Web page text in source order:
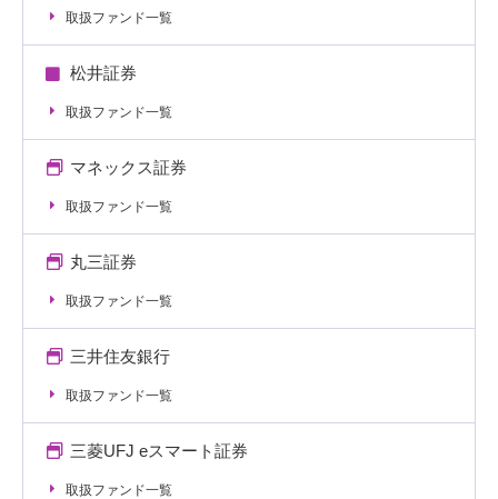
取扱ファンド一覧
松井証券
取扱ファンド一覧
マネックス証券
取扱ファンド一覧
丸三証券
取扱ファンド一覧
三井住友銀行
取扱ファンド一覧
三菱UFJ eスマート証券
取扱ファンド一覧